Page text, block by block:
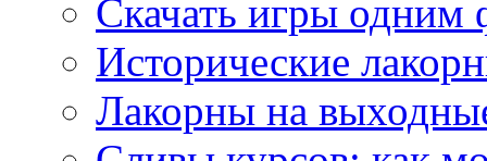
Скачать игры одним
Исторические
Лакорны на